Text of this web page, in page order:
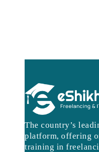
The country’s
platform, offering
training in